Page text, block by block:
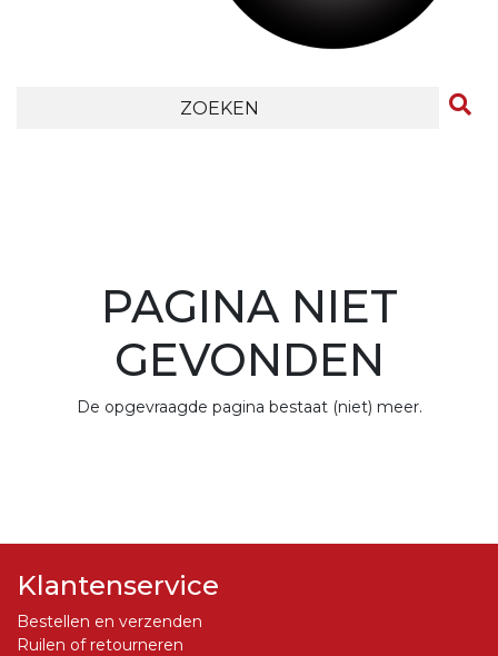
PAGINA NIET
GEVONDEN
De opgevraagde pagina bestaat (niet) meer.
Klantenservice
Bestellen en verzenden
Ruilen of retourneren